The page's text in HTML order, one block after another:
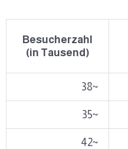
Besucherzahl
(in Tausend)
~38
~35
~42